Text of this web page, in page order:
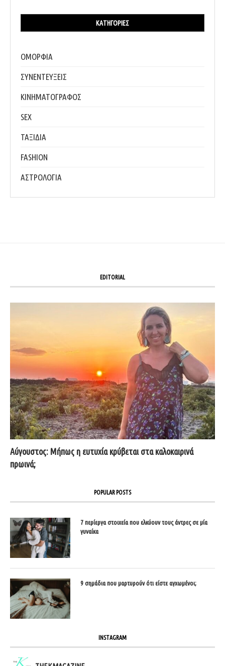
ΚΑΤΗΓΟΡΊΕΣ
ΟΜΟΡΦΙΑ
ΣΥΝΕΝΤΕΥΞΕΙΣ
ΚΙΝΗΜΑΤΟΓΡΑΦΟΣ
SEX
ΤΑΞΙΔΙΑ
FASHION
ΑΣΤΡΟΛΟΓΙΑ
EDITORIAL
Αύγουστος: Μήπως η ευτυχία κρύβεται στα καλοκαιρινά
πρωινά;
POPULAR POSTS
7 περίεργα στοιχεία που ελκύουν τους άντρες σε μία
γυναίκα
9 σημάδια που μαρτυρούν ότι είστε αγχωμένοι;
INSTAGRAM